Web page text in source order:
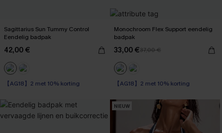
Sagittarius Sun Tummy Control
Eendelig badpak
42,00 €
【AG18】2 met 10% korting
Op voorraad
Monochroom Flex Support eendelig
badpak
33,00 €37,00 €
【AG18】2 met 10% korting
Op voorraad
NIEUW